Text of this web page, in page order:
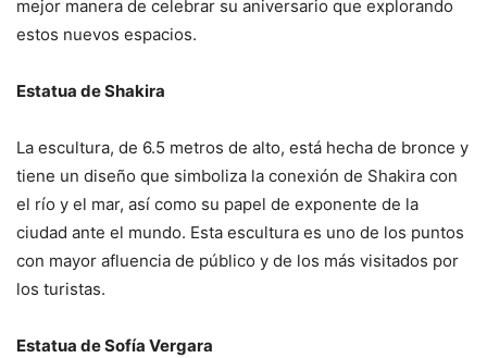
mejor manera de celebrar su aniversario que explorando
estos nuevos espacios.
Estatua de Shakira
La escultura, de 6.5 metros de alto, está hecha de bronce y
tiene un diseño que simboliza la conexión de Shakira con
el río y el mar, así como su papel de exponente de la
ciudad ante el mundo. Esta escultura es uno de los puntos
con mayor afluencia de público y de los más visitados por
los turistas.
Estatua de Sofía Vergara